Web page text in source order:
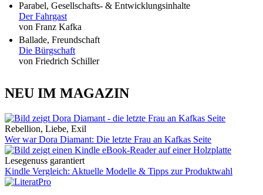
Parabel, Gesellschafts- & Entwicklungsinhalte
Der Fahrgast
von Franz Kafka
Ballade, Freundschaft
Die Bürgschaft
von Friedrich Schiller
NEU IM MAGAZIN
Rebellion, Liebe, Exil
Wer war Dora Diamant: Die letzte Frau an Kafkas Seite
Lesegenuss garantiert
Kindle Vergleich: Aktuelle Modelle & Tipps zur Produktwahl